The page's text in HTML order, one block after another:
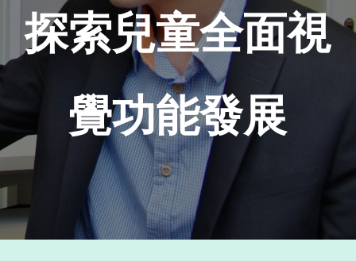
探索兒童全面視
覺功能發展